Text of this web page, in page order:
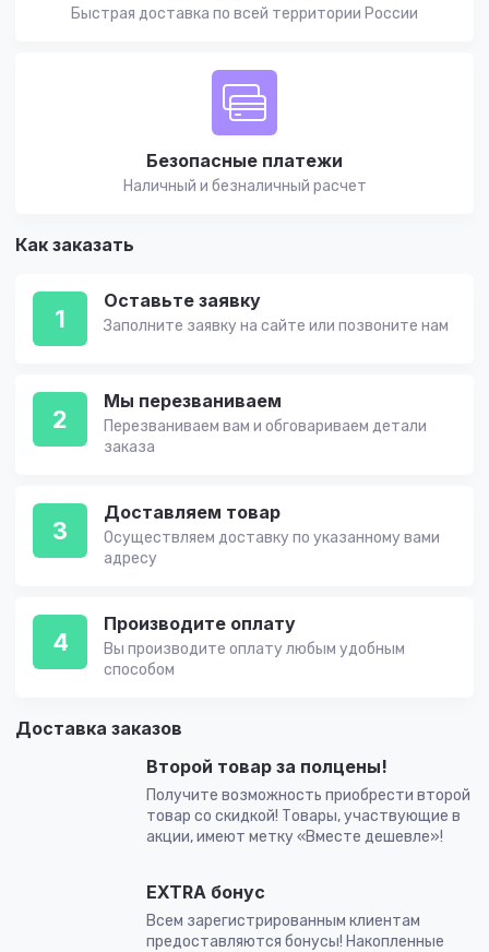
Быстрая доставка по всей территории России
Безопасные платежи
Наличный и безналичный расчет
Как заказать
1
Оставьте заявку
Заполните заявку на сайте или позвоните нам
2
Мы перезваниваем
Перезваниваем вам и обговариваем детали
заказа
3
Доставляем товар
Осуществляем доставку по указанному вами
адресу
4
Производите оплату
Вы производите оплату любым удобным
способом
Доставка заказов
Второй товар за полцены!
Получите возможность приобрести второй
товар со скидкой! Товары, участвующие в
акции, имеют метку «Вместе дешевле»!
EXTRA бонус
Всем зарегистрированным клиентам
предоставляются бонусы! Накопленные